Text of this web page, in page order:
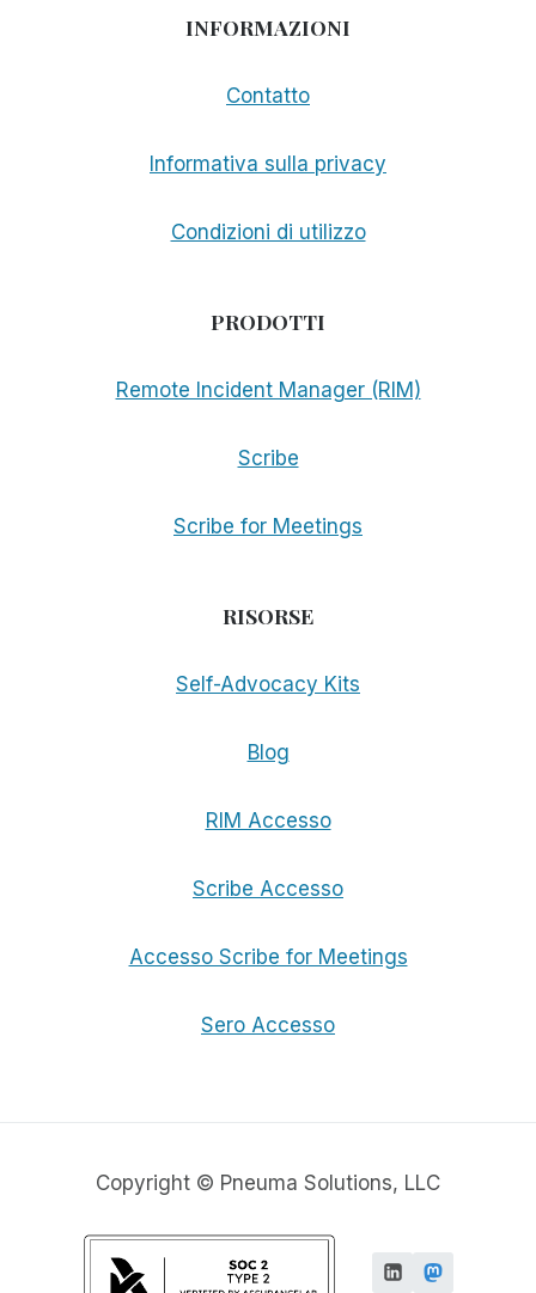
INFORMAZIONI
Contatto
Informativa sulla privacy
Condizioni di utilizzo
PRODOTTI
Remote Incident Manager (RIM)
Scribe
Scribe for Meetings
RISORSE
Self-Advocacy Kits
Blog
RIM Accesso
Scribe Accesso
Accesso Scribe for Meetings
Sero Accesso
Copyright © Pneuma Solutions, LLC